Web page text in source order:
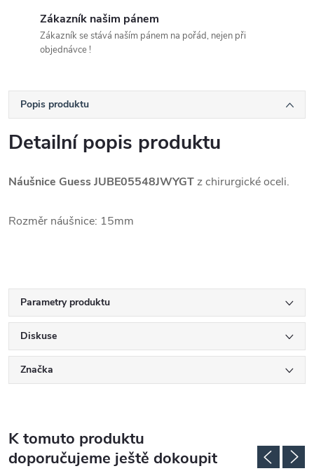
Zákazník našim pánem
Zákazník se stává naším pánem na pořád, nejen při
objednávce !
Popis produktu
Detailní popis produktu
Náušnice Guess JUBE05548JWYGTz chirurgické oceli.
Rozměr náušnice: 15mm
Parametry produktu
Diskuse
Značka
K tomuto produktu
doporučujeme ještě dokoupit